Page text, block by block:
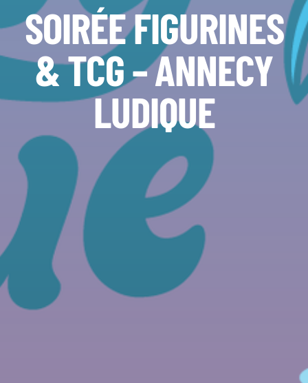
SOIRÉE FIGURINES
& TCG – ANNECY
LUDIQUE